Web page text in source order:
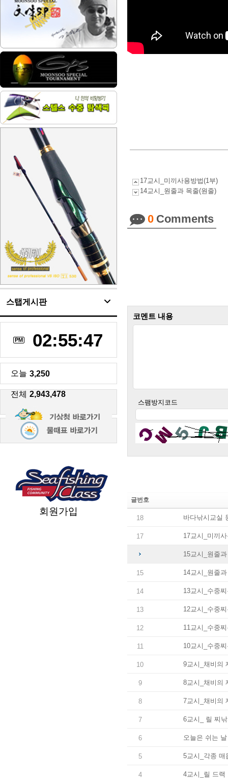
스탭게시판
PM 02:55:48
오늘 3,250
전체 2,943,478
회원가입
17교시_미끼사용방법(1부)
14교시_원줄과 목줄(원줄)
0 Comments
코멘트 내용
스팸방지코드
글번호
18 바다낚시교실
17 17교시_미끼
15교시_원줄
15 14교시_원줄
14 13교시_수중
13 12교시_수중
12 11교시_수중
11 10교시_수중
10 9교시_채비의
9 8교시_채비의
8 7교시_채비의
7 6교시_ 릴 찌
6 오늘은 쉬는 날
5 5교시_각종 매
4 4교시_릴 드랙